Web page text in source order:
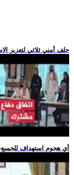
.. حلف أمني ثلاثي لتعزيز
.. -أي هجوم استهداف